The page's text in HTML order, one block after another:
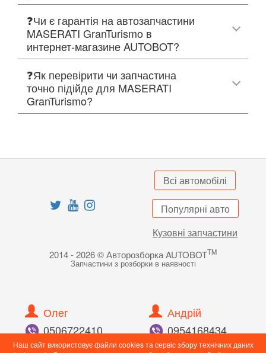
❓Чи є гарантія на автозапчастини
MASERATI GranTurismo в
интернет-магазине AUTOBOT?
❓Як перевірити чи запчастина
точно підійде для MASERATI
GranTurismo?
Всі автомобілі
Популярні авто
Кузовні запчастини
2014 - 2026 © Авторозборка AUTOBOTTM
Запчастини з розборки в наявності
Олег
0506722410
0988978255
Андрій
0954168434
0969894390
Наш сайт використовує файли cookies та сервіс збору технічних даних